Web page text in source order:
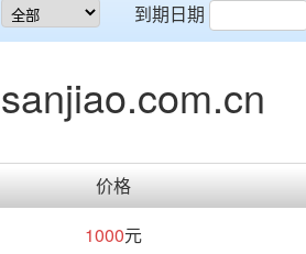
到期日期
价格
1000元